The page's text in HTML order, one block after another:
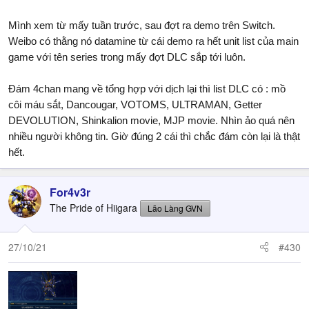
Mình xem từ mấy tuần trước, sau đợt ra demo trên Switch.
Weibo có thằng nó datamine từ cái demo ra hết unit list của main
game với tên series trong mấy đợt DLC sắp tới luôn.
Đám 4chan mang về tổng hợp với dịch lại thì list DLC có : mồ
côi máu sắt, Dancougar, VOTOMS, ULTRAMAN, Getter
DEVOLUTION, Shinkalion movie, MJP movie. Nhìn ảo quá nên
nhiều người không tin. Giờ đúng 2 cái thì chắc đám còn lại là thật
hết.
For4v3r
The Pride of Hiigara Lão Làng GVN
27/10/21 #430